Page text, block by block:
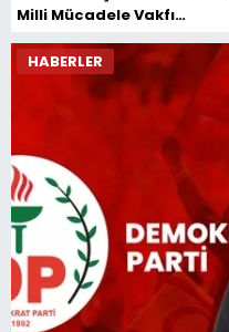
Milli Mücadele Vakfı
üyelerini kabul etti
HABERLER